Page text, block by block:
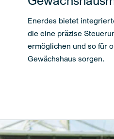
Enerdes bietet
die eine präzise
ermöglichen und so für
Gewächshaus sorgen.